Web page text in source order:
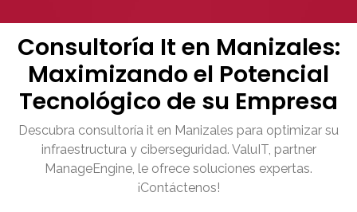
Consultoría It en Manizales:
Maximizando el Potencial
Tecnológico de su Empresa
Descubra consultoría it en Manizales para optimizar su
infraestructura y ciberseguridad. ValuIT, partner
ManageEngine, le ofrece soluciones expertas.
¡Contáctenos!